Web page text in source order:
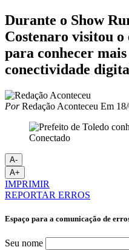
Durante o Show
Costenaro visitou o
para conhecer
conectividade
PorRedação Aconteceu Em
A-
A+
IMPRIMIR
REPORTAR ERROS
Espaço para a comunicação de
Seu nome